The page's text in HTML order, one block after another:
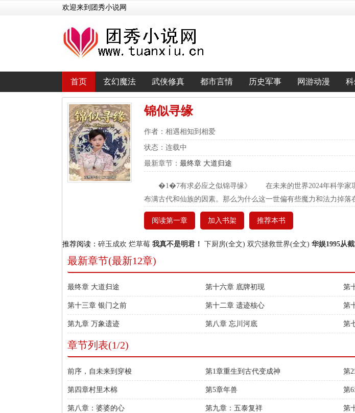
欢迎来到团秀小说网
首页 玄幻魔法 武侠修真 都市言情 历史军事 网游动漫
锦似寻缘
作者：相遇相知到相爱
状态：连载中
最新章节： 最终章 大道归途
�1�7有求必应之似锦寻缘》 在未来的世界2024年科学家巩
布满古代和仙族的因素。那么为什么这一世偏有些魔力和法力掉
阅读第一章 加入书架 推荐本书
推荐阅读： 碎玉成欢 烂草莓 我真不是明君！ 下厨房(全文) 双穴拯救世界(全文) 华娱1995从
最新章节(最新12章)
最终章 大道归途 第十六章 底牌初现 第
第十三章 银门之前 第十二章 遗迹核心 第
第九章 万象遗迹 第八章 忘川河底 第
章节列表(1/2)
前序，自未来到穿梭 第1章重生到古代变成神 第
第四章村里木棉 第5章年兽 第
第八章：婆婆的心 第九章：五泰复祥 第